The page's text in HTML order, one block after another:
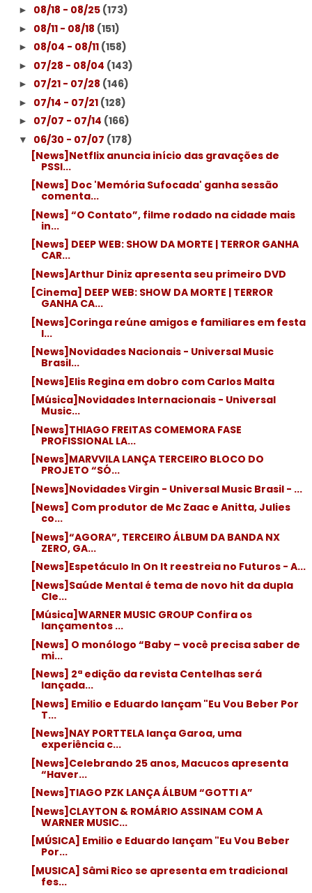
► 08/18 - 08/25 (173)
► 08/11 - 08/18 (151)
► 08/04 - 08/11 (158)
► 07/28 - 08/04 (143)
► 07/21 - 07/28 (146)
► 07/14 - 07/21 (128)
► 07/07 - 07/14 (166)
▼ 06/30 - 07/07 (178)
[News]Netflix anuncia início das gravações de
PSSI...
[News] Doc 'Memória Sufocada' ganha sessão
comenta...
[News] “O Contato”, filme rodado na cidade mais
in...
[News] DEEP WEB: SHOW DA MORTE | TERROR GANHA
CAR...
[News]Arthur Diniz apresenta seu primeiro DVD
[Cinema] DEEP WEB: SHOW DA MORTE | TERROR
GANHA CA...
[News]Coringa reúne amigos e familiares em festa
l...
[News]Novidades Nacionais - Universal Music
Brasil...
[News]Elis Regina em dobro com Carlos Malta
[Música]Novidades Internacionais - Universal
Music...
[News]THIAGO FREITAS COMEMORA FASE
PROFISSIONAL LA...
[News]MARVVILA LANÇA TERCEIRO BLOCO DO
PROJETO “SÓ...
[News]Novidades Virgin - Universal Music Brasil - ...
[News] Com produtor de Mc Zaac e Anitta, Julies
co...
[News]“AGORA”, TERCEIRO ÁLBUM DA BANDA NX
ZERO, GA...
[News]Espetáculo In On It reestreia no Futuros - A...
[News]Saúde Mental é tema de novo hit da dupla
Cle...
[Música]WARNER MUSIC GROUP Confira os
lançamentos ...
[News] O monólogo “Baby – você precisa saber de
mi...
[News] 2ª edição da revista Centelhas será
lançada...
[News] Emilio e Eduardo lançam "Eu Vou Beber Por
T...
[News]NAY PORTTELA lança Garoa, uma
experiência c...
[News]Celebrando 25 anos, Macucos apresenta
“Haver...
[News]TIAGO PZK LANÇA ÁLBUM “GOTTI A”
[News]CLAYTON & ROMÁRIO ASSINAM COM A
WARNER MUSIC...
[MÚSICA] Emilio e Eduardo lançam "Eu Vou Beber
Por...
[MUSICA] Sâmi Rico se apresenta em tradicional
fes...